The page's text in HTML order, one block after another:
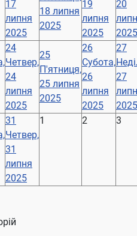
17
липня
2025
18 липня
2025
19
липня
2025
20
2025
24
Четвер,
24
липня
2025
25
П'ятниця,
25 липня
2025
26
Субота,
26
липня
2025
27
27
2025
31
Четвер,
31
липня
2025
1 2 3